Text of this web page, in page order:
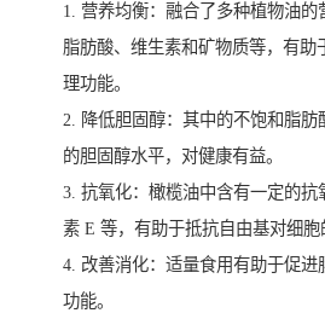
1. 营养均衡：融合了多种植物油的
脂肪酸、维生素和矿物质等，有助
理功能。
2. 降低胆固醇：其中的不饱和脂肪
的胆固醇水平，对健康有益。
3. 抗氧化：橄榄油中含有一定的抗
素 E 等，有助于抵抗自由基对细胞
4. 改善消化：适量食用有助于促进
功能。